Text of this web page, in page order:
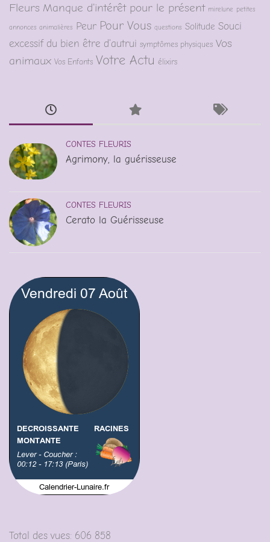
Fleurs Manque d'intérêt pour le présent mirelune petites
annonces animalières Peur Pour Vous questions Solitude Souci
excessif du bien être d'autrui symptômes physiques Vos
animaux Vos Enfants Votre Actu élixirs
CONTES FLEURIS
Agrimony, la guérisseuse
CONTES FLEURIS
Cerato la Guérisseuse
Total des vues: 606 858